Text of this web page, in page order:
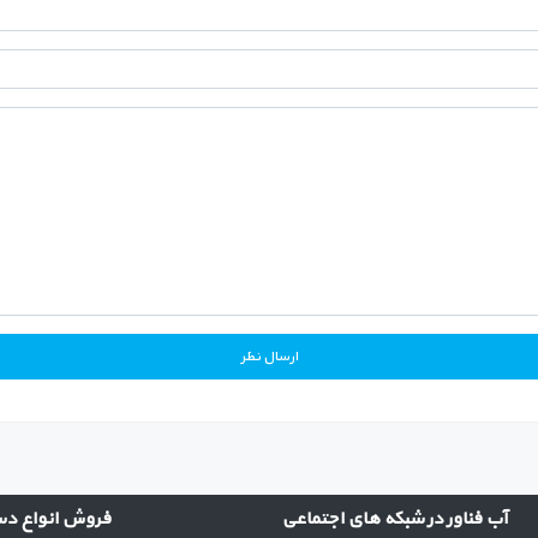
آب فناور در شبکه های اجتماعی فروش انواع